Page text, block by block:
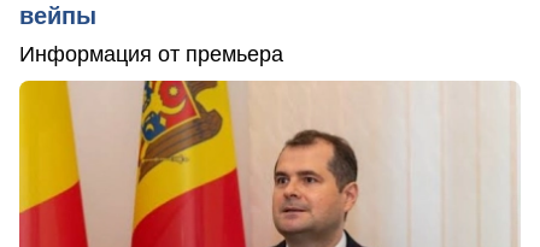
вейпы
Информация от премьера